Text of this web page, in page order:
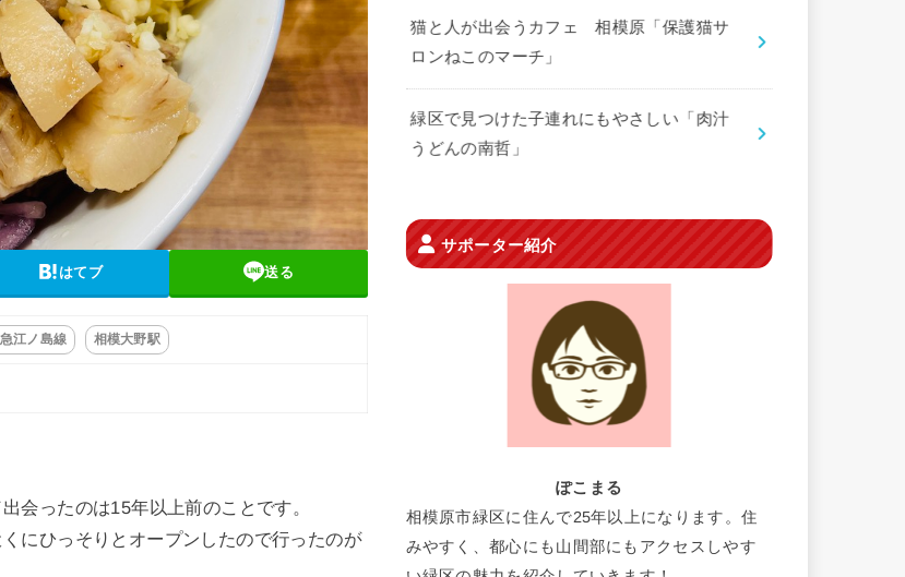
はてブ 送る
江ノ島線 相模大野駅
会ったのは15年以上前のことです。
にひっそりとオープンしたので行ったのが
猫と人が出会うカフェ 相模原「保護猫サ
ロンねこのマーチ」
緑区で見つけた子連れにもやさしい「肉汁
うどんの南哲」
サポーター紹介
ぽこまる
相模原市緑区に住んで25年以上になります。住
みやすく、都心にも山間部にもアクセスしやす